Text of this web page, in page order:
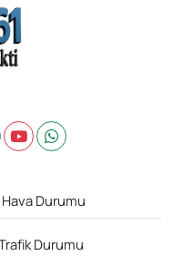
Hava Durumu
Durumu